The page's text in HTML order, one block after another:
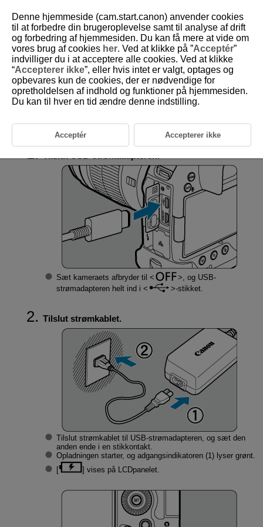
D146-207
Brug af valgfri USB-strømadapter
til at oplade kameraet med
oplade batteripakkenLP-E19, uden at fjerne den fra kameraet.
Sæt kameraets afbryder til
, og USB-
strømadapteren helt ind i
-stikket.
Tilslut strømkablet.
Tilslut strømkablet til USB-strømadapteren, og sæt den
anden ende i en stikkontakt.
Opladningen starter, og adgangsindikatoren (1) lyser grønt.
[
] vises på LCD­panelet.
Denne hjemmeside (cam.start.canon) anvender cookies
til at forbedre din brugeroplevelse samt til analyse af drift
og forbedring af hjemmesiden. Du kan få mere at vide om
vores brug af cookies her. Ved at klikke på ”Acceptér”
indvilliger du i at acceptere alle cookies. Ved at klikke
“Accepterer ikke”, eller hvis intet er valgt, optages og
opbevares kun de cookies, der er nødvendige for
opretholdelsen af indhold og funktioner på hjemmesiden.
Du kan til hver en tid ændre denne indstilling.
Acceptér Accepterer ikke